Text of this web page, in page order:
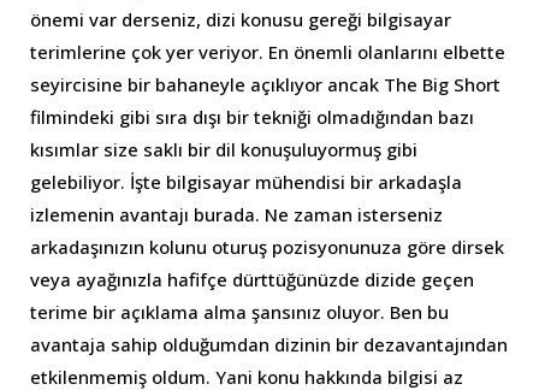
önemi var derseniz, dizi konusu gereği bilgisayar
terimlerine çok yer veriyor. En önemli olanlarını elbette
seyircisine bir bahaneyle açıklıyor ancak The Big Short
filmindeki gibi sıra dışı bir tekniği olmadığından bazı
kısımlar size saklı bir dil konuşuluyormuş gibi
gelebiliyor. İşte bilgisayar mühendisi bir arkadaşla
izlemenin avantajı burada. Ne zaman isterseniz
arkadaşınızın kolunu oturuş pozisyonunuza göre dirsek
veya ayağınızla hafifçe dürttüğünüzde dizide geçen
terime bir açıklama alma şansınız oluyor. Ben bu
avantaja sahip olduğumdan dizinin bir dezavantajından
etkilenmemiş oldum. Yani konu hakkında bilgisi az